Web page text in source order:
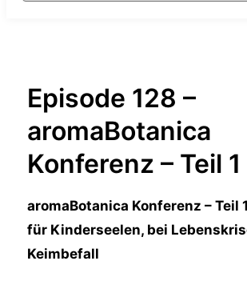
Episode 128 –
aromaBotanica
Konferenz – Teil 1
aromaBotanica Konferenz – Teil
für Kinderseelen, bei
Keimbefall